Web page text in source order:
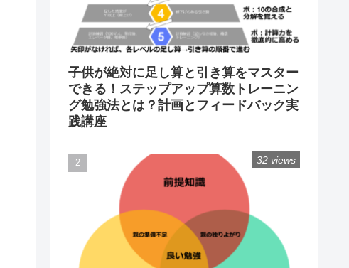
子供が絶対に足し算と引き算をマスター
できる！ステップアップ算数トレーニン
グ勉強法とは？計画とフィードバック実
践講座
32 views